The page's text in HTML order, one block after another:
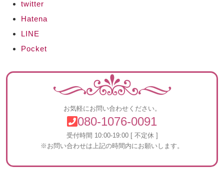
twitter
Hatena
LINE
Pocket
お気軽にお問い合わせください。
080-1076-0091
受付時間 10:00-19:00 [ 不定休 ]
※お問い合わせは上記の時間内にお願いします。